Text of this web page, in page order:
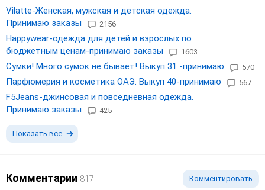
Vilatte-Женская, мужская и детская одежда.
Принимаю заказы
2156
Happywear-одежда для детей и взрослых по
бюджетным ценам-принимаю заказы
1603
Сумки! Много сумок не бывает! Выкуп 31 -принимаю 570
Парфюмерия и косметика ОАЭ. Выкуп 40-принимаю 567
F5Jeans-джинсовая и повседневная одежда.
Принимаю заказы
425
Показать все
Комментарии 817 Комментировать